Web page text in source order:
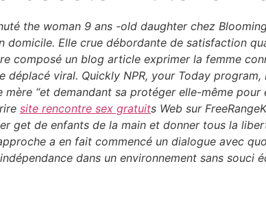
the woman 9 ans -old daughter chez
Elle crue débordante de satisfaction
composé un blog article exprimer la femme
viral. Quickly NPR, your Today program,
“et demandant sa protéger elle-même
site rencontre sex gratuits Web sur
get de enfants de la main et donner tous la
a en fait commencé un dialogue avec
dans un environnement sans souci